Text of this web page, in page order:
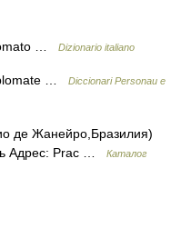
… Dizionario italiano
…
Diccionari Personau e
де Жанейро,Бразилия)
Адрес: Prac …
Каталог